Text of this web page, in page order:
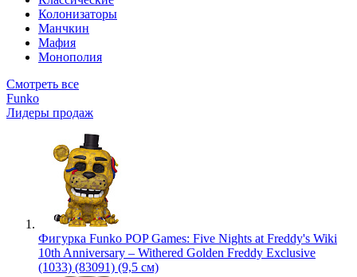
Колонизаторы
Манчкин
Мафия
Монополия
Смотреть все
Funko
Лидеры продаж
Фигурка Funko POP Games: Five Nights at Freddy's Wiki
10th Anniversary – Withered Golden Freddy Exclusive
(1033) (83091) (9,5 см)